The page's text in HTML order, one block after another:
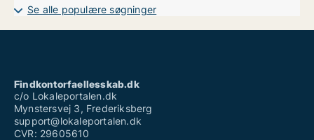
Se alle populære søgninger
Findkontorfaellesskab.dk
c/o Lokaleportalen.dk
Mynstersvej 3, Frederiksberg
support@lokaleportalen.dk
CVR: 29605610